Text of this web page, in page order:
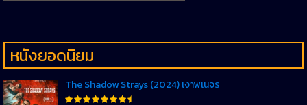
หนังยอดนิยม
The Shadow Strays (2024) เงาพเนจร